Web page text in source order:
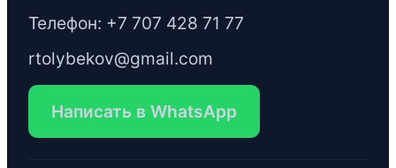
Телефон: +7 707 428 71 77
rtolybekov@gmail.com
Написать в WhatsApp